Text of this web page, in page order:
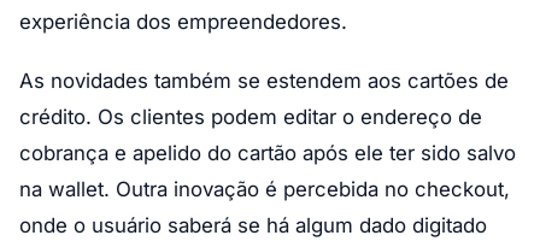
experiência dos empreendedores.
As novidades também se estendem aos cartões de
crédito. Os clientes podem editar o endereço de
cobrança e apelido do cartão após ele ter sido salvo
na wallet. Outra inovação é percebida no checkout,
onde o usuário saberá se há algum dado digitado